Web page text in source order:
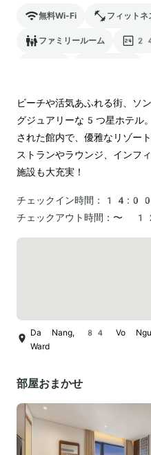
無料Wi-Fi フィットネ
ファミリールーム 24
ビーチや活気あふれる街、ソ
グジュアリーな5つ星ホテル
された館内で、優雅なリゾー
ストランやラウンジ、インフ
施設も大充実！
チェックイン時間：
チェックアウト時間： 〜
Da Nang, 84 Vo
Ward
部屋おまかせ